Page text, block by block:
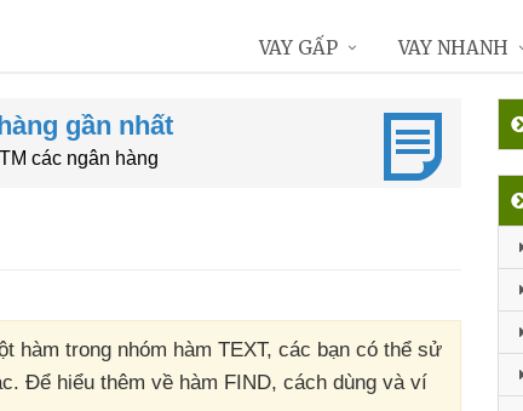
gần nhất
các ngân hàng
hàm trong nhóm hàm TEXT, các bạn có thể sử
Để hiểu thêm về hàm FIND, cách dùng và ví
VAY GẤP VAY NHANH